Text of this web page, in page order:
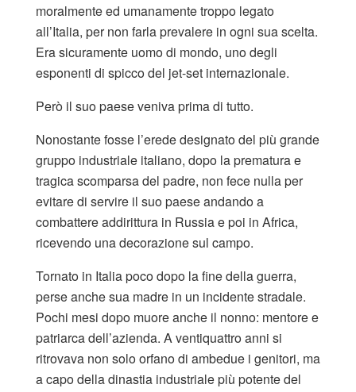
moralmente ed umanamente troppo legato
all’Italia, per non farla prevalere in ogni sua scelta.
Era sicuramente uomo di mondo, uno degli
esponenti di spicco del jet-set internazionale.
Però il suo paese veniva prima di tutto.
Nonostante fosse l’erede designato del più grande
gruppo industriale italiano, dopo la prematura e
tragica scomparsa del padre, non fece nulla per
evitare di servire il suo paese andando a
combattere addirittura in Russia e poi in Africa,
ricevendo una decorazione sul campo.
Tornato in Italia poco dopo la fine della guerra,
perse anche sua madre in un incidente stradale.
Pochi mesi dopo muore anche il nonno: mentore e
patriarca dell’azienda. A ventiquattro anni si
ritrovava non solo orfano di ambedue i genitori, ma
a capo della dinastia industriale più potente del